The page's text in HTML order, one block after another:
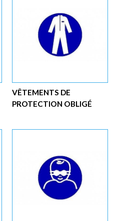
VÊTEMENTS DE
PROTECTION OBLIGÉ